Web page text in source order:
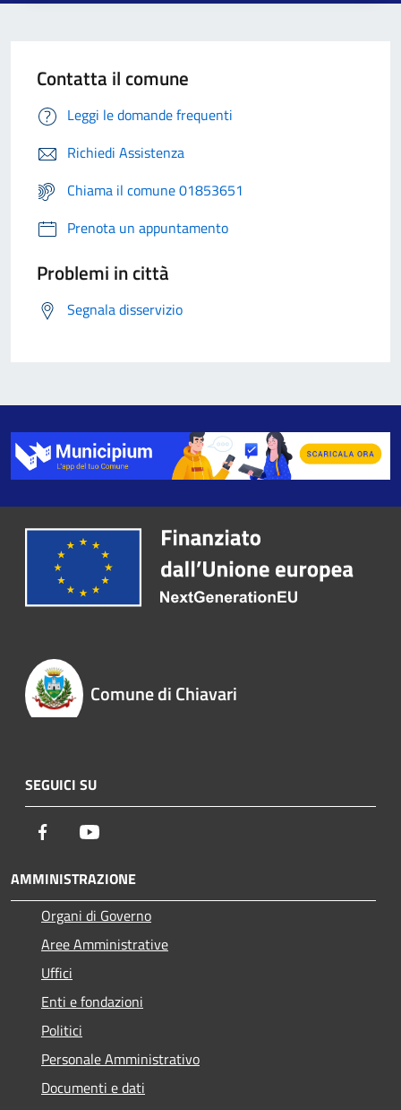
Contatta il comune
Leggi le domande frequenti
Richiedi Assistenza
Chiama il comune 01853651
Prenota un appuntamento
Problemi in città
Segnala disservizio
Comune di Chiavari
SEGUICI SU
Facebook
AMMINISTRAZIONE
Organi di Governo
Aree Amministrative
Uffici
Enti e fondazioni
Politici
Personale Amministrativo
Documenti e dati